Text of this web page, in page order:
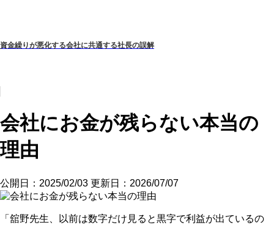
資金繰りが悪化する会社に共通する社長の誤解
会社にお金が残らない本当の
理由
公開日：2025/02/03 更新日：2026/07/07
「舘野先生、以前は数字だけ見ると黒字で利益が出ているの